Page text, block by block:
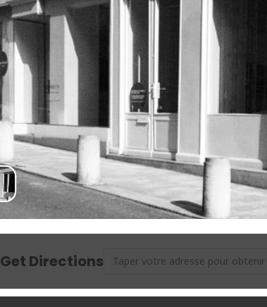
Get Directions Address - Rima Samman